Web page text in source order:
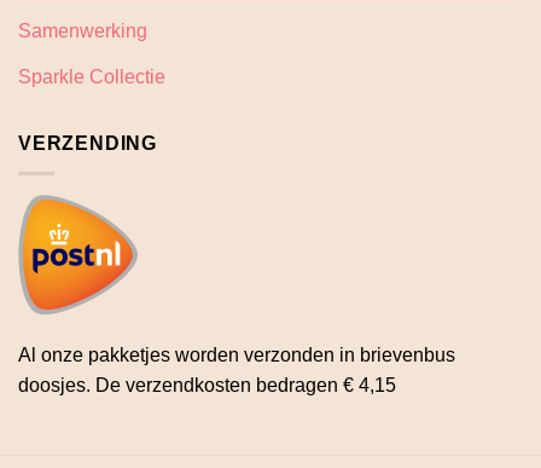
Samenwerking
Sparkle Collectie
VERZENDING
Al onze pakketjes worden verzonden in brievenbus
doosjes. De verzendkosten bedragen € 4,15